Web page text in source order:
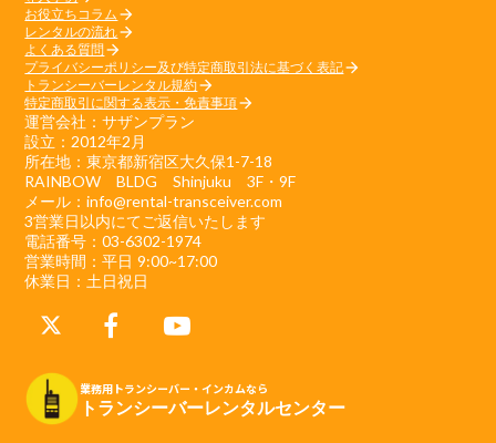
お役立ちコラム arrow_forward
レンタルの流れarrow_forward
よくある質問 arrow_forward
プライバシーポリシー及び特定商取引法に基づく表記arrow_forward
トランシーバーレンタル規約arrow_forward
特定商取引に関する表示・免責事項arrow_forward
運営会社：サザンプラン
設立：2012年2月
所在地：東京都新宿区大久保1-7-18
RAINBOW BLDG Shinjuku 3F・9F
メール：info@rental-transceiver.com
3営業日以内にてご返信いたします
電話番号：03-6302-1974
営業時間：平日 9:00~17:00
休業日：土日祝日
業務用トランシーバー・インカムなら
トランシーバーレンタルセンター